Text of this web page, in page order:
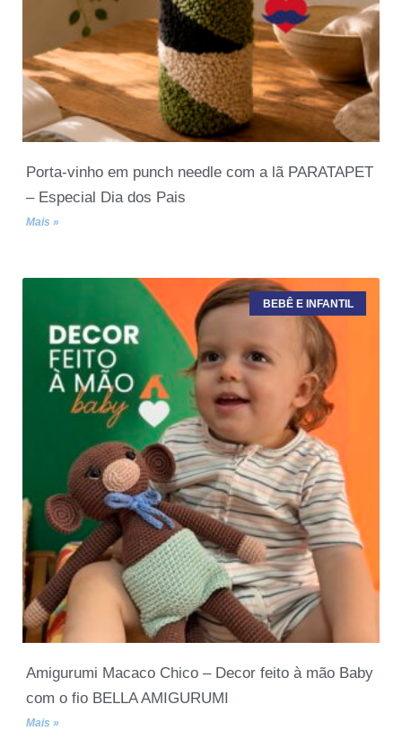
Porta-vinho em punch needle com a lã PARATAPET
– Especial Dia dos Pais
Mais »
BEBÊ E INFANTIL
Amigurumi Macaco Chico – Decor feito à mão Baby
com o fio BELLA AMIGURUMI
Mais »